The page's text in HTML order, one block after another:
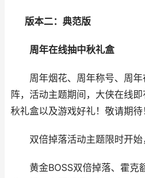
版本二：典范版
周年在线抽中秋礼盒
周年烟花、周年称号、周
阵，活动主题期间，大侠在线
秋礼盒以及游戏好礼！敬请期待
双倍掉落活动主题限时开
黄金BOSS双倍掉落、霍克